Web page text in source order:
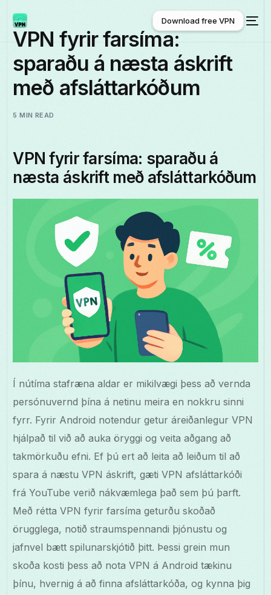
Download free VPN
Download free VPN
VPN fyrir farsíma:
sparaðu á næsta áskrift
með afsláttarkóðum
5 MIN READ
VPN fyrir farsíma: sparaðu á
næsta áskrift með afsláttarkóðum
Í nútíma stafræna aldar er mikilvægi þess að vernda
persónuvernd þína á netinu meira en nokkru sinni
fyrr. Fyrir Android notendur getur áreiðanlegur VPN
hjálpað til við að auka öryggi og veita aðgang að
takmörkuðu efni. Ef þú ert að leita að leiðum til að
spara á næstu VPN áskrift, gæti VPN afsláttarkóði
frá YouTube verið nákvæmlega það sem þú þarft.
Með rétta VPN fyrir farsíma geturðu skoðað
örugglega, notið straumspennandi þjónustu og
jafnvel bætt spilunarskjótið þitt. Þessi grein mun
skoða kosti þess að nota VPN á Android tækinu
þínu, hvernig á að finna afsláttarkóða, og kynna þig